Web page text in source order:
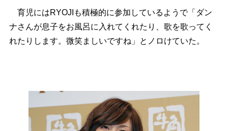
育児にはRYOJIも積極的に参加しているようで「ダン
ナさんが息子をお風呂に入れてくれたり、歌を歌ってく
れたりします。微笑ましいですね」とノロけていた。